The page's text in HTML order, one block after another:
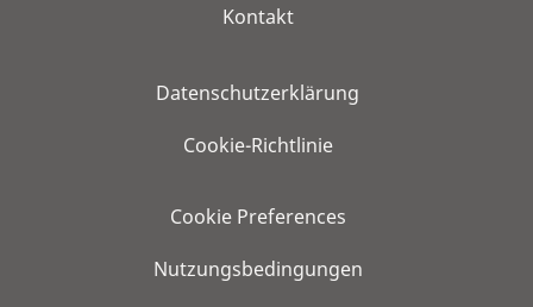
Kontakt
Datenschutzerklärung
Cookie-Richtlinie
Cookie Preferences
Nutzungsbedingungen